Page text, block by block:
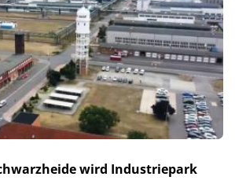
wird Industriepark